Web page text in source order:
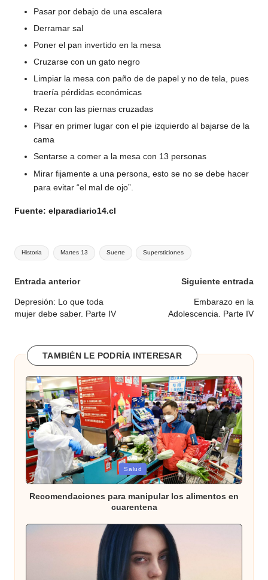
Pasar por debajo de una escalera
Derramar sal
Poner el pan invertido en la mesa
Cruzarse con un gato negro
Limpiar la mesa con paño de de papel y no de tela, pues
traería pérdidas económicas
Rezar con las piernas cruzadas
Pisar en primer lugar con el pie izquierdo al bajarse de la
cama
Sentarse a comer a la mesa con 13 personas
Mirar fijamente a una persona, esto se no se debe hacer
para evitar “el mal de ojo”.
Fuente: elparadiario14.cl
Etiquetas:
Historia Martes 13 Suerte Supersticiones
Navegación
de
entradas
Entrada anterior
Depresión: Lo que toda
mujer debe saber. Parte IV
Siguiente entrada
Embarazo en la
Adolescencia. Parte IV
TAMBIÉN LE PODRÍA INTERESAR
Publicada
en
Salud
Recomendaciones para manipular los alimentos en
cuarentena